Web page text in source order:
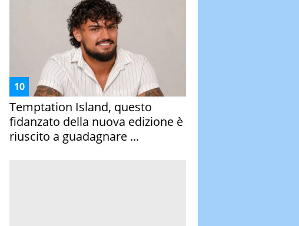
Temptation Island, questo
fidanzato della nuova edizione è
riuscito a guadagnare ...